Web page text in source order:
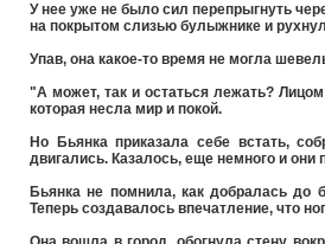
У нее уже не было сил перепрыгнуть
на покрытом слизью булыжнике и
Упав, она какое-то время не могла
"А может, так и остаться лежать?
которая несла мир и покой.
Но Бьянка приказала себе встать,
двигались. Казалось, еще немного и
Бьянка не помнила, как добралась
Теперь создавалось впечатление, что